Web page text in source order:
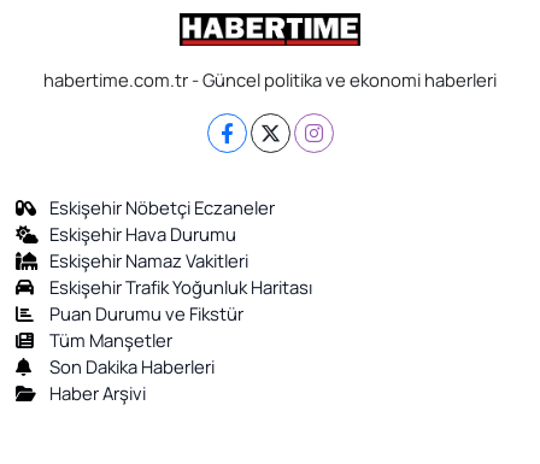
habertime.com.tr - Güncel politika ve ekonomi haberleri
Eskişehir Nöbetçi Eczaneler
Eskişehir Hava Durumu
Eskişehir Namaz Vakitleri
Eskişehir Trafik Yoğunluk Haritası
Puan Durumu ve Fikstür
Tüm Manşetler
Son Dakika Haberleri
Haber Arşivi